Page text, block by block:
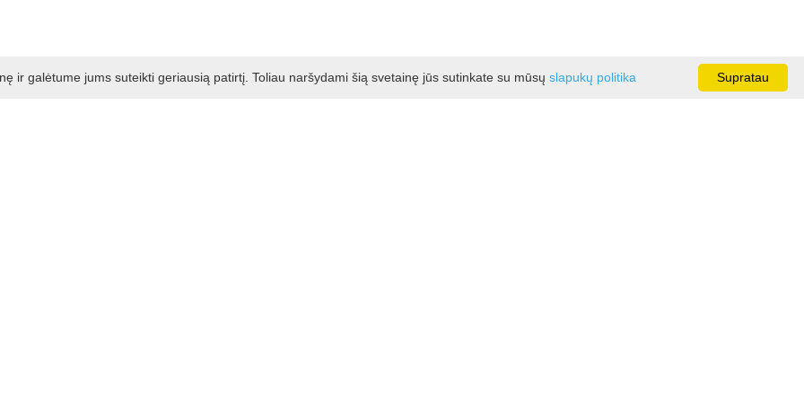
Supratau
ir galėtume jums suteikti geriausią patirtį. Toliau naršydami šią svetainę jūs sutinkate su mūsų slapukų politika